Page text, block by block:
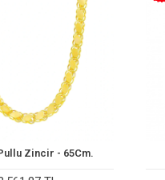
Sepete Ekle
Zincir - 65Cm.